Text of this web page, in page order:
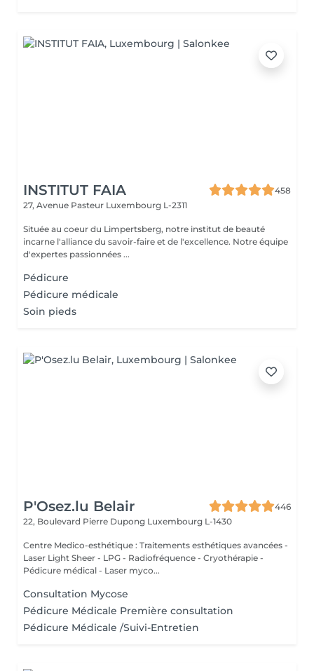
INSTITUT FAIA
458
27, Avenue Pasteur Luxembourg L-2311
Située au coeur du Limpertsberg, notre institut de beauté
incarne l'alliance du savoir-faire et de l'excellence. Notre équipe
d'expertes passionnées ...
Pédicure
Pédicure médicale
Soin pieds
P'Osez.lu Belair
446
22, Boulevard Pierre Dupong Luxembourg L-1430
Centre Medico-esthétique : Traitements esthétiques avancées -
Laser Light Sheer - LPG - Radiofréquence - Cryothérapie -
Pédicure médical - Laser myco...
Consultation Mycose
Pédicure Médicale Première consultation
Pédicure Médicale /Suivi-Entretien